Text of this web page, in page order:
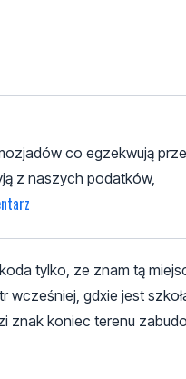
co egzekwują
z naszych podatków,
tylko, ze znam tą
wcześniej, gdxie jest
znak koniec terenu